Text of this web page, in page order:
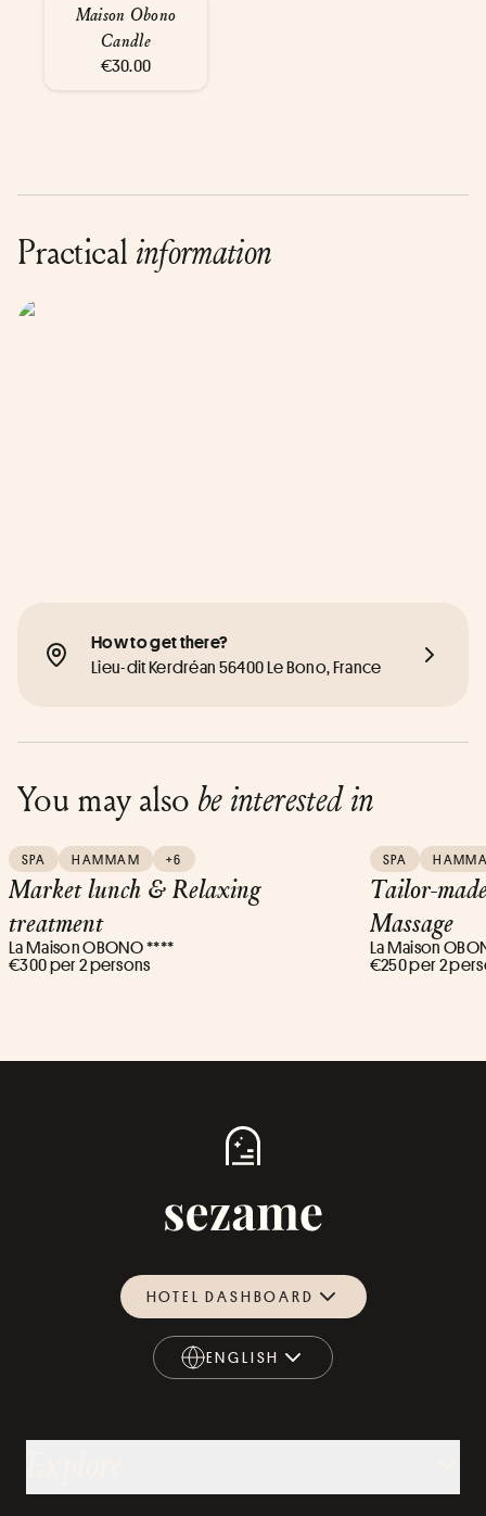
Maison Obono
Candle
€30.00
Practical information
How to get there?
Lieu-dit Kerdréan 56400 Le Bono, France
You may also be interested in
SPA HAMMAM +6
Market lunch & Relaxing
treatment
La Maison OBONO ****
€300 per 2 persons
SPA
Tailor-
Massage
La Maison
€250 per 2
HOTEL DASHBOARD
ENGLISH
ENGLISH